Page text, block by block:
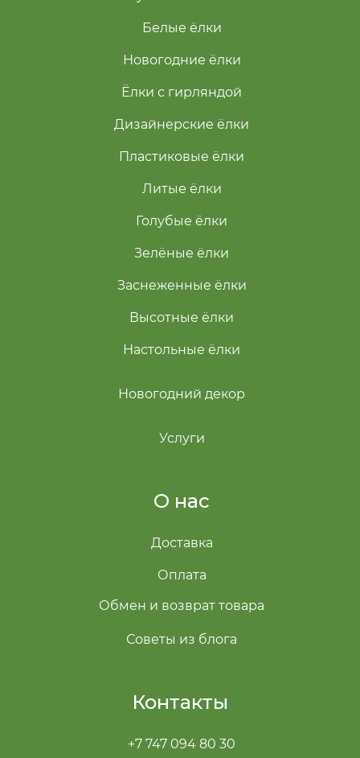
О нас
Контакты
Белые ёлки
Голубые ёлки
Зелёные ёлки
Доставка
Оплата
Обмен и возврат товара
Заснеженные ёлки
+7 747 094 80 30
Советы из блога
Новогодние ёлки
Ёлки с гирляндой
Дизайнерские ёлки
Пластиковые ёлки
Литые ёлки
Высотные ёлки
Настольные ёлки
Услуги
Новогодний декор